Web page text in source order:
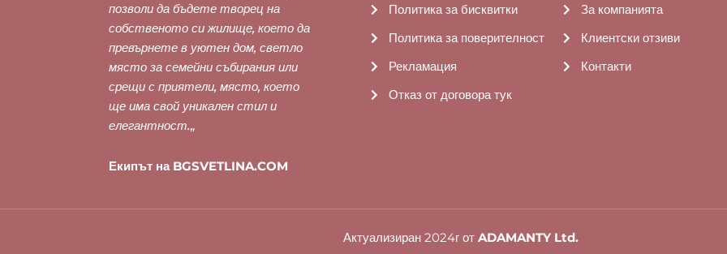
позволи да бъдете творец на
собственото си жилище, което да
превърнете в уютен дом, светло
място за семейни събирания или
срещи с приятели, място, което
ще има свой уникален стил и
елегантност.„
Екипът на BGSVETLINA.COM
Политика за бисквитки
Политика за поверителност
Рекламация
Отказ от договора тук
За компанията
Клиентски отзиви
Контакти
Актуализиран 2024г от ADAMANTY Ltd.